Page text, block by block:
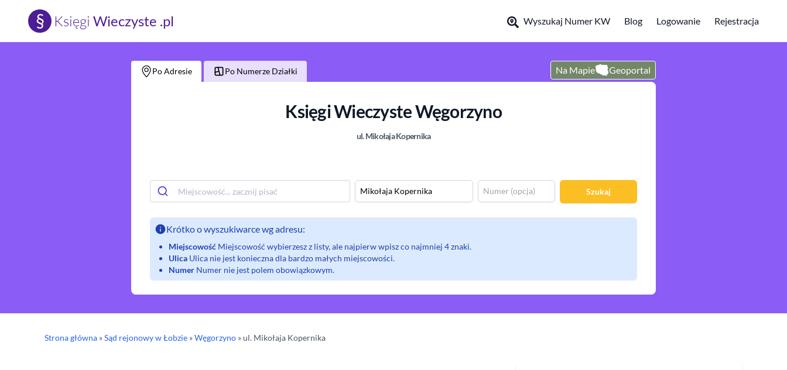
§ Księgi Wieczyste .pl Wyszukaj Numer KW Blog Logowanie Rejestracja
Po Adresie Po Numerze Działki Na Mapie Geoportal
Księgi WieczysteWęgorzyno
ul.Mikołaja Kopernika
Szukaj
Krótko o wyszukiwarce wg adresu:
Miejscowość Miejscowość wybierzesz z listy, ale najpierw wpisz co najmniej 4 znaki.
Ulica Ulica nie jest konieczna dla bardzo małych miejscowości.
Numer Numer nie jest polem obowiązkowym.
Strona główna »Sąd rejonowyw Łobzie »Węgorzyno » ul. Mikołaja Kopernika